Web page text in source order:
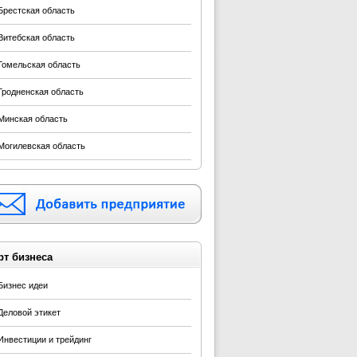
область
область
область
область
область
область
бизнеса
идеи
этикет
и трейдинг